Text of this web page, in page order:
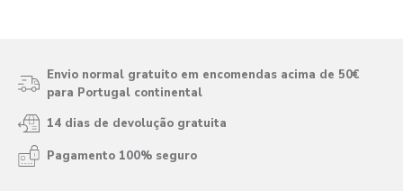
Envio normal gratuito em encomendas acima de 50€
para Portugal continental
14 dias de devolução gratuita
Pagamento 100% seguro